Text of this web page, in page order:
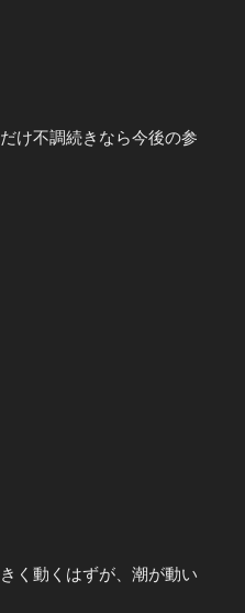
け不調続きなら今後の参
く動くはずが、潮が動い